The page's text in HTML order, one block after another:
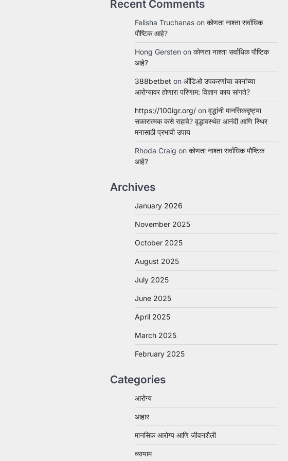
Recent Comments
Felisha Truchanas on कोणता नाश्ता सर्वाधिक
पौष्टिक आहे?
Hong Gersten on कोणता नाश्ता सर्वाधिक पौष्टिक
आहे?
388betbet on ऑडिओ उपकरणांचा कानांच्या
आरोग्यावर होणारा परिणाम: विज्ञान काय सांगते?
https://100igr.org/ on वृद्धांनी मानसिकदृष्ट्या
सकारात्मक कसे राहावे? वृद्धावस्थेत आनंदी आणि स्थिर
मनासाठी प्रभावी उपाय
Rhoda Craig on कोणता नाश्ता सर्वाधिक पौष्टिक
आहे?
Archives
January 2026
November 2025
October 2025
August 2025
July 2025
June 2025
April 2025
March 2025
February 2025
Categories
आरोग्य
आहार
मानसिक आरोग्य आणि जीवनशैली
व्यायाम